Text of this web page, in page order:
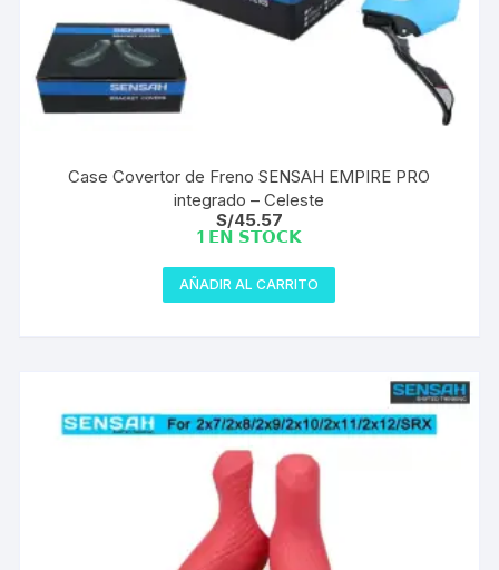
Case Covertor de Freno SENSAH EMPIRE PRO
integrado – Celeste
S/45.57
1 𝗘𝗡 𝗦𝗧𝗢𝗖𝗞
AÑADIR AL CARRITO